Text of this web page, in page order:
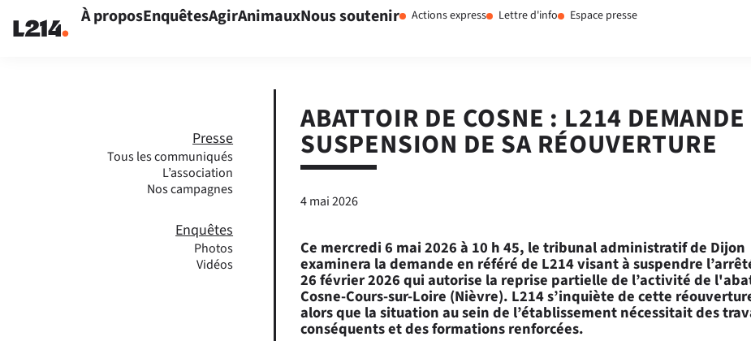
À proposEnquêtesAgirAnimauxNous soutenir Actions express Lettre d'info Espace presse
Presse
Tous les communiqués
L’association
Nos campagnes
Enquêtes
Photos
Vidéos
ABATTOIR DE COSNE : L214
SUSPENSION DE SA RÉOUVERTURE
4 mai 2026
Ce mercredi 6 mai 2026 à 10 h 45, le tribunal administratif de Dijon
examinera la demande en référé de L214 visant à suspendre
26 février 2026 qui autorise la reprise partielle de l’activité de
Cosne-Cours-sur-Loire (Nièvre). L214 s’inquiète de cette
alors que la situation au sein de l’établissement nécessitait des
conséquents et des formations renforcées.